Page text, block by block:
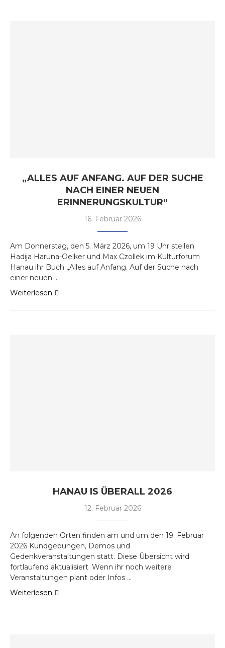
„ALLES AUF ANFANG. AUF DER SUCHE
NACH EINER NEUEN
ERINNERUNGSKULTUR“
16. Februar 2026
Am Donnerstag, den 5. März 2026, um 19 Uhr stellen
Hadija Haruna-Oelker und Max Czollek im Kulturforum
Hanau ihr Buch „Alles auf Anfang. Auf der Suche nach
einer neuen …
Weiterlesen
HANAU IS ÜBERALL 2026
12. Februar 2026
An folgenden Orten finden am und um den 19. Februar
2026 Kundgebungen, Demos und
Gedenkveranstaltungen statt. Diese Übersicht wird
fortlaufend aktualisiert. Wenn ihr noch weitere
Veranstaltungen plant oder Infos …
Weiterlesen